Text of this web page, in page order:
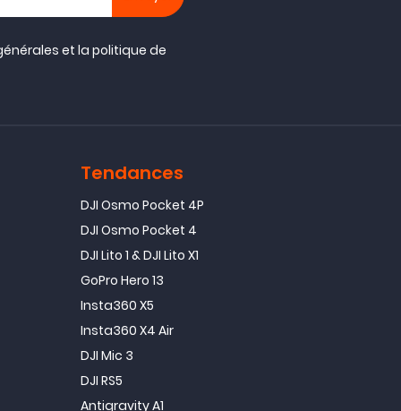
et lapolitique de
Tendances
DJI Osmo Pocket 4P
DJI Osmo Pocket 4
DJI Lito 1 & DJI Lito X1
GoPro Hero 13
Insta360 X5
Insta360 X4 Air
DJI Mic 3
DJI RS5
Antigravity A1